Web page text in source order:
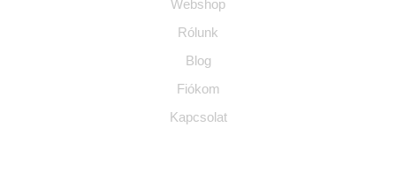
Webshop
Rólunk
Blog
Fiókom
Kapcsolat